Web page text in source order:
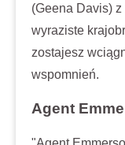
(Geena Davis)
wyraziste
zostajesz
wspomnień.
Agent